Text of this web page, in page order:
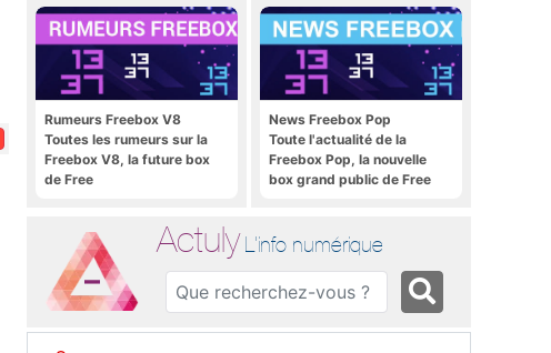
Rumeurs Freebox V8
Toutes les rumeurs sur la
Freebox V8, la future box
de Free
News Freebox Pop
Toute l'actualité de la
Freebox Pop, la nouvelle
box grand public de Free
Actuly L'info numérique